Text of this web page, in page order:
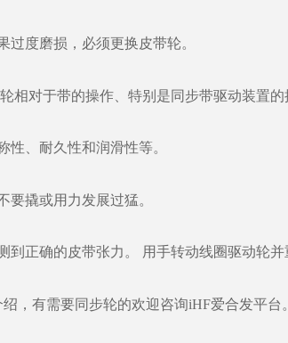
度磨损，必须更换皮带轮。
对于带的操作、特别是同步带驱动装置的
、耐久性和润滑性等。
撬或用力发展过猛。
正确的皮带张力。 用手转动线圈驱动轮并
，有需要同步轮的欢迎咨询iHF爱合发平台。